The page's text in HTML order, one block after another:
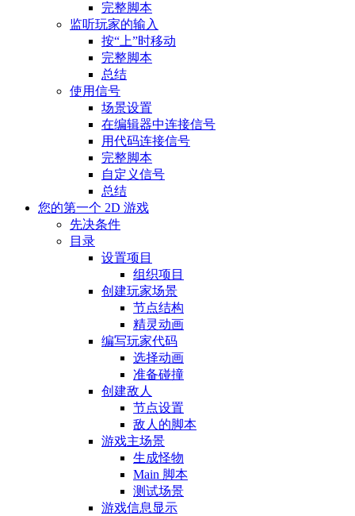
完整脚本
监听玩家的输入
按“上”时移动
完整脚本
总结
使用信号
场景设置
在编辑器中连接信号
用代码连接信号
完整脚本
自定义信号
总结
您的第一个 2D 游戏
先决条件
目录
设置项目
组织项目
创建玩家场景
节点结构
精灵动画
编写玩家代码
选择动画
准备碰撞
创建敌人
节点设置
敌人的脚本
游戏主场景
生成怪物
Main 脚本
测试场景
游戏信息显示